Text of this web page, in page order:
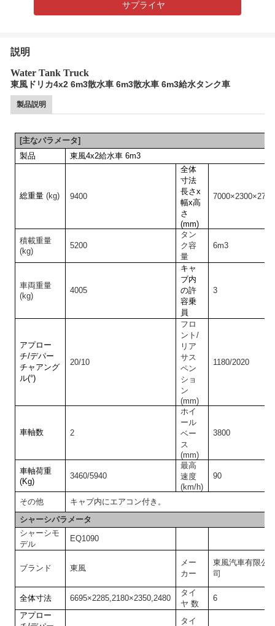
サプライヤ
説明
Water Tank Truck
東風ドリカ4x2 6m3散水車 6m3散水車 6m3給水タンク車
製品説明
[主なパラメータ]
製品
東風4x2給水車 6m3
総重量(kg) 9400
全体
寸法
長さx
幅x高
さ
(mm)
7000×2300×275
積載重量
(kg)
5200
タン
ク容
量
6m3
車両重量
(kg)
4005
キャ
ブ内
の許
容乗
員
3
アプロー
チ/デパー
チャアング
ル(°)
20/10
フロ
ント/
リア
サス
ペン
ショ
ン
(mm)
1180/2020
車軸数 2
ホイ
ール
ベー
ス
(mm)
3800
車軸荷重
(Kg)
3460/5940
最高
速度
(km/h)
90
その他
キャブ内にエアコン付き。
シャーシパラメータ
シャーシモ
デル
EQ1090
ブランド 東風
メー
カー
東風汽車有限公
司
全体寸法 6695×2285,2180×2350,2480
タイ
ヤ 数
6
アプロー
タイ